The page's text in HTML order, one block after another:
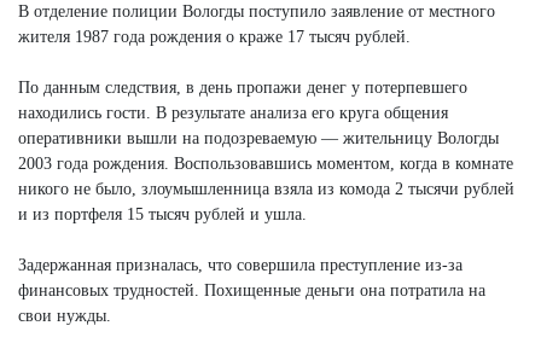
В отделение полиции Вологды поступило заявление от местного
жителя 1987 года рождения о краже 17 тысяч рублей.
По данным следствия, в день пропажи денег у потерпевшего
находились гости. В результате анализа его круга общения
оперативники вышли на подозреваемую — жительницу Вологды
2003 года рождения. Воспользовавшись моментом, когда в комнате
никого не было, злоумышленница взяла из комода 2 тысячи рублей
и из портфеля 15 тысяч рублей и ушла.
Задержанная призналась, что совершила преступление из-за
финансовых трудностей. Похищенные деньги она потратила на
свои нужды.